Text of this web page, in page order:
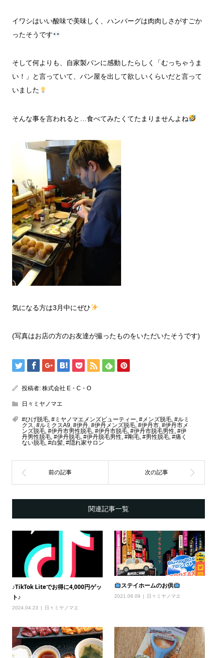
イワシはいい酸味で美味しく、ハンバーグは肉肉しさがすごか
ったそうです
そして何よりも、自家製パンに感動したらしく「むっちゃうま
い！」と言っていて、パン屋を出して欲しいくらいだと言って
いました
そんな事を言われると…食べてみたくてたまりませんよね
気になる方は3月中にぜひ
(写真はお店の方のお友達が撮ったものをいただいたそうです)
投稿者: 株式会社 E・C・O
日々ミヤノマエ
#ひげ脱毛, #ミヤノマエメンズビューティー, #メンズ脱毛, #ルミ
クス, #ルミクスA9, #伊丹, #伊丹メンズ脱毛, #伊丹市, #伊丹市メ
ンズ脱毛, #伊丹市男性脱毛, #伊丹市脱毛, #伊丹市脱毛男性, #伊
丹男性脱毛, #伊丹脱毛, #伊丹脱毛男性, #剛毛, #男性脱毛, #痛く
ない脱毛, #白髪, #隠れ家サロン
関連記事一覧
♪TikTok Liteでお得に4,000円ゲッ
ト♪
2024.04.23 日々ミヤノマエ
ステイホームのお供
2021.08.09 日々ミヤノマエ